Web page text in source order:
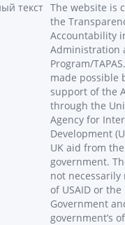
The website is
the
Accountability
Administration
Program/
made possible
support of the
through the
Agency for
Development
UK aid from
government.
not necessarily
of USAID or
Government
government’s